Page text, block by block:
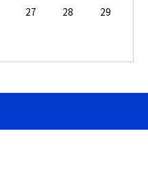
27 28
29